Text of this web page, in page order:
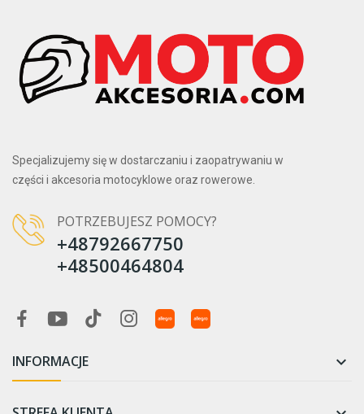
Specjalizujemy się w dostarczaniu i zaopatrywaniu w
części i akcesoria motocyklowe oraz rowerowe.
POTRZEBUJESZ POMOCY?
+48792667750
+48500464804
INFORMACJE 